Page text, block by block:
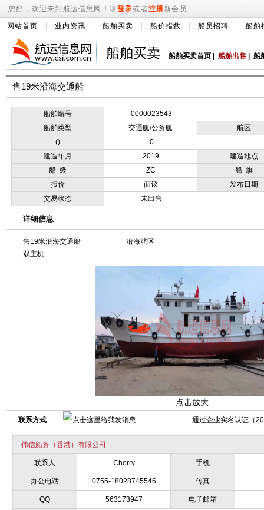
您好，欢迎来到航运信息网！请登录或者注册新会员
网站首页 业内资讯 船舶买卖 船价指数 船员招聘 船舶
船舶买卖 船舶买卖首页 船舶出售 船
售19米沿海交通船
船舶编号
0000023543
船舶类型
交通艇/公务艇
航区
()
0
建造年月
2019
建造地点
船 级
ZC
船 旗
报价
面议
发布日期
交易状态
未出售
详细信息
售19米沿海交通船
沿海航区
双主机
点击放大
联系方式 通过企业实名认证（
伟信船务（香港）有限公司
联系人 Cherry 手机
办公电话 0755-18028745546 传真
QQ 563173947 电子邮箱